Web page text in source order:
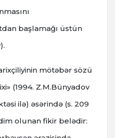
başlamağı üstün
mötəbər sözü
(1994. Z.M.Bünyadov
ilə) əsərində (s. 209
olunan fikir belədir: